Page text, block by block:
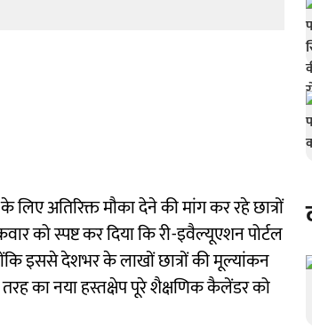
लिए अतिरिक्त मौका देने की मांग कर रहे छात्रों
को स्पष्ट कर दिया कि री-इवैल्यूएशन पोर्टल
इससे देशभर के लाखों छात्रों की मूल्यांकन
तरह का नया हस्तक्षेप पूरे शैक्षणिक कैलेंडर को